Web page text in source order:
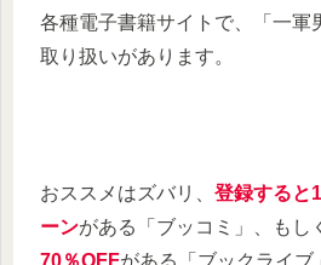
各種電子書籍サイトで、「一軍
取り扱いがあります。
おススメはズバリ、 登録すると
ーンがある「ブッコミ」、もし